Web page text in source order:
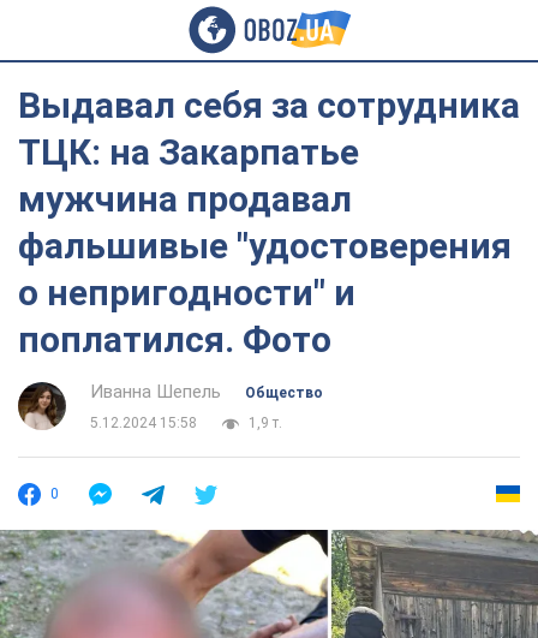
Выдавал себя за сотрудника
ТЦК: на Закарпатье
мужчина продавал
фальшивые "удостоверения
о непригодности" и
поплатился. Фото
Иванна Шепель
Общество
5.12.2024 15:58
1,9 т.
0